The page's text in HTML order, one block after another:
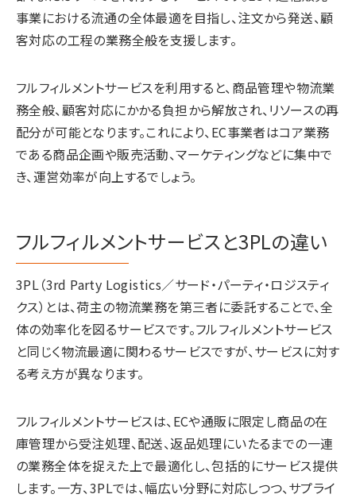
事業における流通の全体最適を目指し、注文から発送、顧
客対応の工程の業務全般を支援します。
フルフィルメントサービスを利用すると、商品管理や物流業
務全般、顧客対応にかかる負担から解放され、リソースの再
配分が可能となります。これにより、EC事業者はコア業務
である商品企画や販売活動、マーケティングなどに集中で
き、運営効率が向上するでしょう。
フルフィルメントサービスと3PLの違い
3PL（3rd Party Logistics／サード・パーティ・ロジスティ
クス）とは、荷主の物流業務を第三者に委託することで、全
体の効率化を図るサービスです。フルフィルメントサービス
と同じく物流最適に関わるサービスですが、サービスに対す
る考え方が異なります。
フルフィルメントサービスは、ECや通販に限定し商品の在
庫管理から受注処理、配送、返品処理にいたるまでの一連
の業務全体を捉えた上で最適化し、包括的にサービス提供
します。一方、3PLでは、幅広い分野に対応しつつ、サプライ